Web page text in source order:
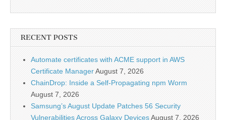
RECENT POSTS
Automate certificates with ACME support in AWS
Certificate ManagerAugust 7, 2026
ChainDrop: Inside a Self-Propagating npm Worm
August 7, 2026
Samsung’s August Update Patches 56 Security
Vulnerabilities Across Galaxy DevicesAugust 7, 2026